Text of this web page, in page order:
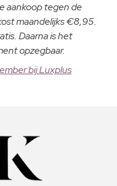
aankoop tegen de
maandelijks €8,95.
Daarna is het
opzegbaar.
bij Luxplus